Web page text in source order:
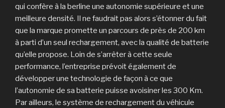
qui confère à la berline une autonomie supérieure et une
meilleure densité. Il ne faudrait pas alors s’étonner du fait
que la marque promette un parcours de près de 200 km
à parti d’un seul rechargement, avec la qualité de batterie
qu’elle propose. Loin de s’arrêter à cette seule
performance, l’entreprise prévoit également de
développer une technologie de façon à ce que
l’autonomie de sa batterie puisse avoisiner les 300 Km.
Par ailleurs, le système de rechargement du véhicule